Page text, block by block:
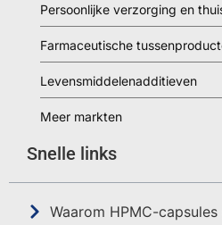
Persoonlijke verzorging en
Farmaceutische
Levensmiddelenadditieven
Meer markten
Snelle links
Waarom HPMC-